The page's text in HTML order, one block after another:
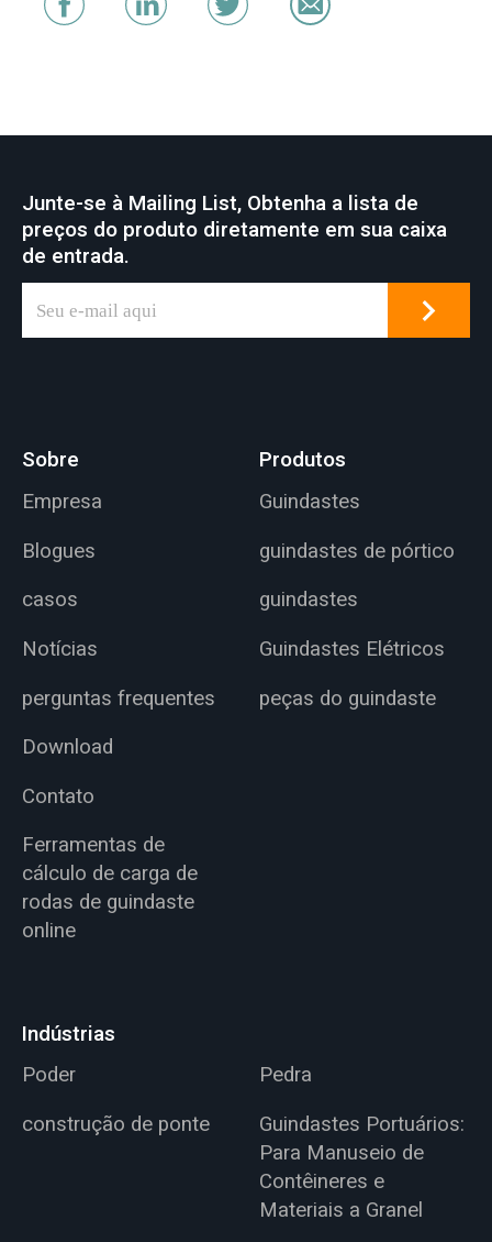
Junte-se à Mailing List, Obtenha a lista de
preços do produto diretamente em sua caixa
de entrada.
Sobre
Empresa
Blogues
casos
Notícias
perguntas frequentes
Download
Contato
Ferramentas de
cálculo de carga de
rodas de guindaste
online
Produtos
Guindastes
guindastes de pórtico
guindastes
Guindastes Elétricos
peças do guindaste
Indústrias
Poder
Pedra
construção de ponte
Guindastes Portuários:
Para Manuseio de
Contêineres e
Materiais a Granel